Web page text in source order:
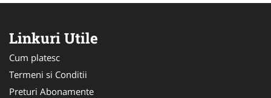
Linkuri Utile
Cum platesc
Termeni si Conditii
Preturi Abonamente